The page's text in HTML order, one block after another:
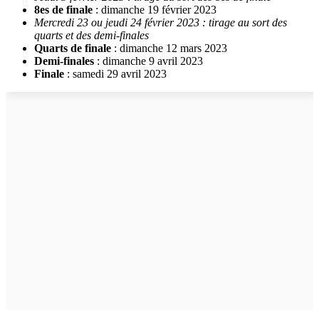
8es de finale : dimanche 19 février 2023
Mercredi 23 ou jeudi 24 février 2023 : tirage au sort des
quarts et des demi-finales
Quarts de finale : dimanche 12 mars 2023
Demi-finales : dimanche 9 avril 2023
Finale : samedi 29 avril 2023